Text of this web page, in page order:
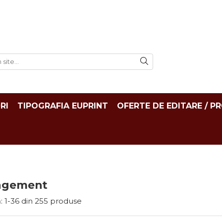
TIPOGRAFIA EUPRINT OFERTE DE EDITARE /
1-36 din 255 produse